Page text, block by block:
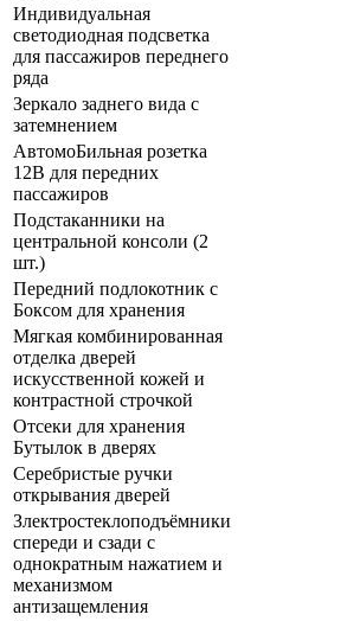
Индивидуальная
светодиодная подсветка
для пассажиров переднего
ряда
Зеркало заднего вида с
затемнением
АвтомоБильная розетка
12В для передних
пассажиров
Подстаканники на
центральной консоли (2
шт.)
Передний подлокотник с
Боксом для хранения
Мягкая комбинированная
отделка дверей
искусственной кожей и
контрастной строчкой
Отсеки для хранения
Бутылок в дверях
Серебристые ручки
открывания дверей
Злектростеклоподъёмники
спереди и сзади с
однократным нажатием и
механизмом
антизащемления